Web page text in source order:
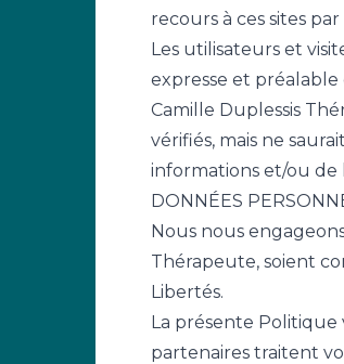
recours à ces sites
Les utilisateurs et
expresse et préalable
Camille Duplessis
vérifiés, mais ne
informations et/ou de
DONNÉES
Nous nous
Thérapeute, soient
Libertés.
La présente Politique
partenaires traitent